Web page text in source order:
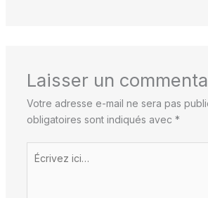
Laisser un
Votre adresse e-mail ne sera pas
obligatoires sont indiqués avec *
Écrivez
ici…